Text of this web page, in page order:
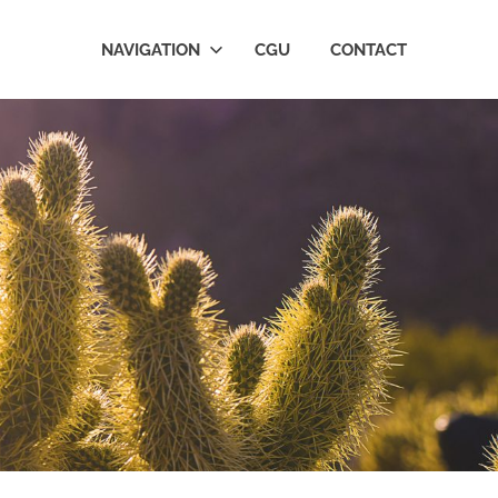
NAVIGATION CGU CONTACT